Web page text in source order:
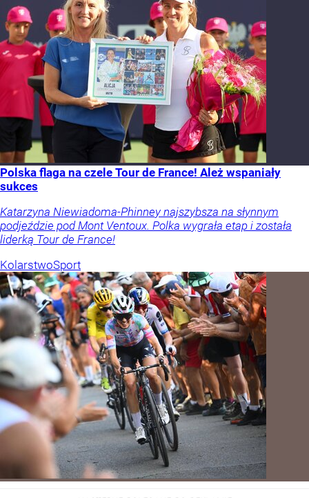
Polska flaga na czele Tour de France! Ależ wspaniały
sukces
Katarzyna Niewiadoma-Phinney najszybsza na słynnym
podjeździe pod Mont Ventoux. Polka wygrała etap i została
liderką Tour de France!
KolarstwoSport